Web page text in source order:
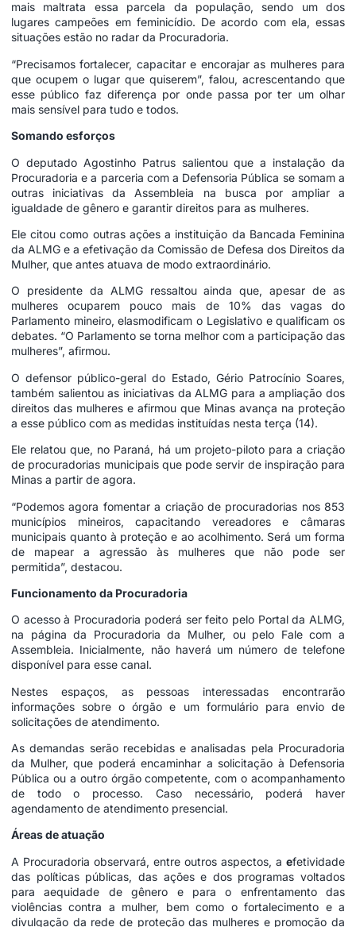
mais maltrata essa parcela da população, sendo um dos
lugares campeões em feminicídio. De acordo com ela, essas
situações estão no radar da Procuradoria.
“Precisamos fortalecer, capacitar e encorajar as mulheres para
que ocupem o lugar que quiserem”, falou, acrescentando que
esse público faz diferença por onde passa por ter um olhar
mais sensível para tudo e todos.
Somando esforços
O deputado Agostinho Patrus salientou que a instalação da
Procuradoria e a parceria com a Defensoria Pública se somam a
outras iniciativas da Assembleia na busca por ampliar a
igualdade de gênero e garantir direitos para as mulheres.
Ele citou como outras ações a instituição da Bancada Feminina
da ALMG e a efetivação da Comissão de Defesa dos Direitos da
Mulher, que antes atuava de modo extraordinário.
O presidente da ALMG ressaltou ainda que, apesar de as
mulheres ocuparem pouco mais de 10% das vagas do
Parlamento mineiro, elasmodificam o Legislativo e qualificam os
debates. “O Parlamento se torna melhor com a participação das
mulheres”, afirmou.
O defensor público-geral do Estado, Gério Patrocínio Soares,
também salientou as iniciativas da ALMG para a ampliação dos
direitos das mulheres e afirmou que Minas avança na proteção
a esse público com as medidas instituídas nesta terça (14).
Ele relatou que, no Paraná, há um projeto-piloto para a criação
de procuradorias municipais que pode servir de inspiração para
Minas a partir de agora.
“Podemos agora fomentar a criação de procuradorias nos 853
municípios mineiros, capacitando vereadores e câmaras
municipais quanto à proteção e ao acolhimento. Será um forma
de mapear a agressão às mulheres que não pode ser
permitida”, destacou.
Funcionamento da Procuradoria
O acesso à Procuradoria poderá ser feito pelo Portal da ALMG,
na página da Procuradoria da Mulher, ou pelo Fale com a
Assembleia. Inicialmente, não haverá um número de telefone
disponível para esse canal.
Nestes espaços, as pessoas interessadas encontrarão
informações sobre o órgão e um formulário para envio de
solicitações de atendimento.
As demandas serão recebidas e analisadas pela Procuradoria
da Mulher, que poderá encaminhar a solicitação à Defensoria
Pública ou a outro órgão competente, com o acompanhamento
de todo o processo. Caso necessário, poderá haver
agendamento de atendimento presencial.
Áreas de atuação
A Procuradoria observará, entre outros aspectos, a efetividade
das políticas públicas, das ações e dos programas voltados
para aequidade de gênero e para o enfrentamento das
violências contra a mulher, bem como o fortalecimento e a
divulgação da rede de proteção das mulheres e promoção da